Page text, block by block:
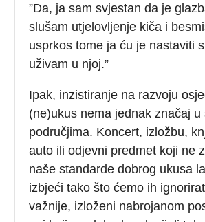
”Da, ja sam svjestan da je
slušam utjelovljenje kiča i
usprkos tome ja ću je nastaviti
uživam u njoj.”
Ipak, inzistiranje na razvoju
(ne)ukus nema jednak značaj u
područjima. Koncert, izložbu,
auto ili odjevni predmet koji ne
naše standarde dobrog ukusa
izbjeći tako što ćemo ih
važnije, izloženi nabrojanom